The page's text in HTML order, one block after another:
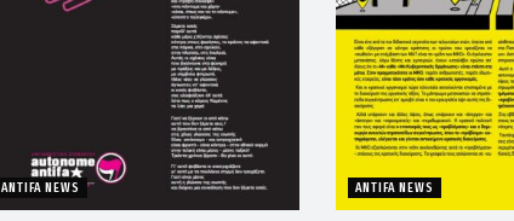
ANTIFA NEWS ANTIFA NEWS